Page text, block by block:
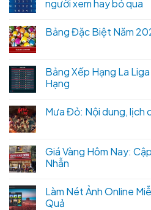
người xem hay bỏ qua
Bảng Đặc Biệt Năm
Bảng Xếp Hạng La
Hạng
Mưa Đỏ: Nội dung, lịch
Giá Vàng Hôm Nay:
Nhẫn
Làm Nét Ảnh Online
Quả